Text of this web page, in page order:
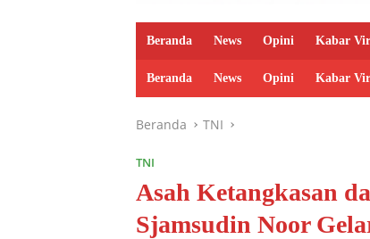
Beranda News Opini Kabar
Beranda News Opini Kabar
Beranda TNI
TNI
Asah Ketangkasan
Sjamsudin Noor